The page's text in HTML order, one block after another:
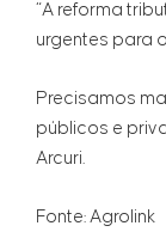
“A reforma
urgentes para
Precisamos
públicos e
Arcuri.
Fonte: Agrolink